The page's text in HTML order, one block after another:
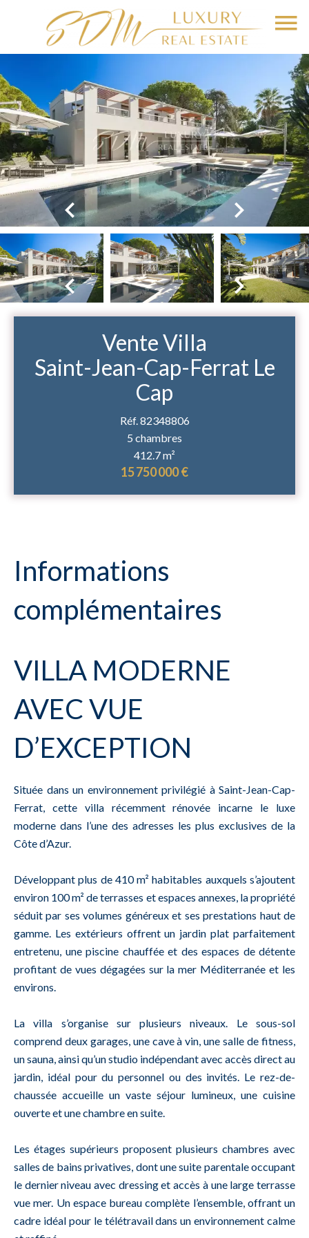
Vente Villa
Saint-Jean-Cap-Ferrat Le
Cap
Réf. 82348806
5 chambres
412.7 m²
15 750 000 €
Informations
complémentaires
VILLA MODERNE
AVEC VUE
D’EXCEPTION
Située dans un environnement privilégié à Saint-Jean-Cap-
Ferrat, cette villa récemment rénovée incarne le luxe
moderne dans l’une des adresses les plus exclusives de la
Côte d’Azur.
Développant plus de 410 m² habitables auxquels s’ajoutent
environ 100 m² de terrasses et espaces annexes, la propriété
séduit par ses volumes généreux et ses prestations haut de
gamme. Les extérieurs offrent un jardin plat parfaitement
entretenu, une piscine chauffée et des espaces de détente
profitant de vues dégagées sur la mer Méditerranée et les
environs.
La villa s’organise sur plusieurs niveaux. Le sous-sol
comprend deux garages, une cave à vin, une salle de fitness,
un sauna, ainsi qu’un studio indépendant avec accès direct au
jardin, idéal pour du personnel ou des invités. Le rez-de-
chaussée accueille un vaste séjour lumineux, une cuisine
ouverte et une chambre en suite.
Les étages supérieurs proposent plusieurs chambres avec
salles de bains privatives, dont une suite parentale occupant
le dernier niveau avec dressing et accès à une large terrasse
vue mer. Un espace bureau complète l’ensemble, offrant un
cadre idéal pour le télétravail dans un environnement calme